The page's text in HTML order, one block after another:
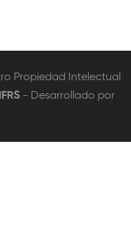
Propiedad Intelectual
- Desarrollado por